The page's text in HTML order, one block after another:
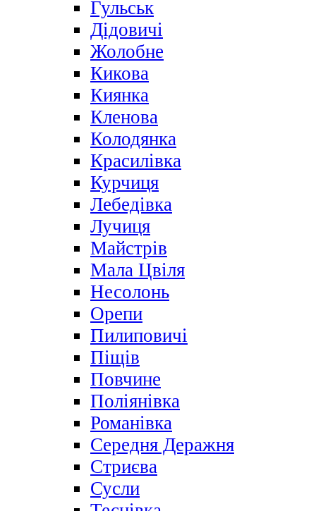
Гульськ
Дідовичі
Жолобне
Кикова
Киянка
Кленова
Колодянка
Красилівка
Курчиця
Лебедівка
Лучиця
Майстрів
Мала Цвіля
Несолонь
Орепи
Пилиповичі
Піщів
Повчине
Поліянівка
Романівка
Середня Деражня
Стриєва
Сусли